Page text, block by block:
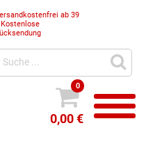
ab 39
Kostenlose
0
0,00 €